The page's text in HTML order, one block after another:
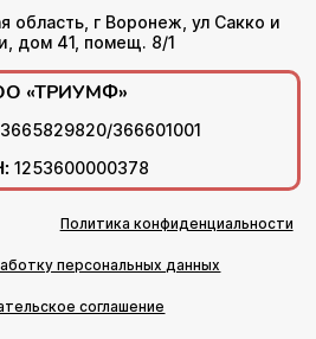
область, г Воронеж, ул Сакко и
дом 41, помещ. 8/1
«ТРИУМФ»
3665829820/366601001
1253600000378
Политика конфиденциальности
персональных данных
соглашение